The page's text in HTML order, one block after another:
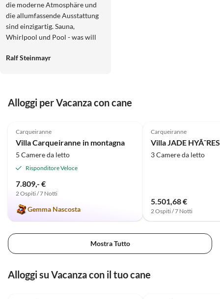
die moderne Atmosphäre und
die allumfassende Ausstattung
sind einzigartig. Sauna,
Whirlpool und Pool - was will
dürfen unsere Hunde
selbstverständlich, war für uns
in die Häuser von Familie
Pichler zu reisen.
Ralf Steinmayr
Alloggi per Vacanza con cane
Carqueiranne
Villa Carqueiranne in montagna
5 Camere da letto
Risponditore Veloce
7.809,- €
2 Ospiti / 7 Notti
Gemma Nascosta
Carqueiranne
Villa JADE
3 Camere da letto
5.501,68 €
2 Ospiti / 7 Notti
Mostra Tutto
Alloggi su Vacanza con il tuo cane